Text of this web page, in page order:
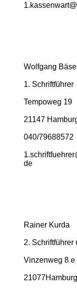
Wolfgang Bäse
1. Schriftführer
Tempoweg 19
21147
040/79688572
de
Rainer Kurda
2. Schriftführer
Vinzenweg 8 e
21077Hamburg